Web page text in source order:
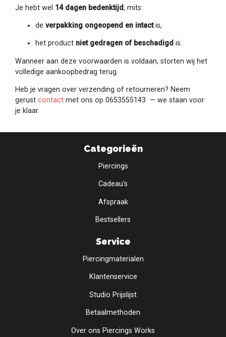
Je hebt wel 14 dagen bedenktijd, mits:
de verpakking ongeopend en intactis,
het product niet gedragen of beschadigd is.
Wanneer aan deze voorwaarden is voldaan, storten wij het
volledige aankoopbedrag terug.
Heb je vragen over verzending of retourneren? Neem
gerust contact met ons op 0653555143 — we staan voor
je klaar.
Categorieën
Piercings
Cadeau's
Afspraak
Bestsellers
Service
Piercingmaterialen
Klantenservice
Studio Prijslijst
Betaalmethoden
Over ons Piercings Works